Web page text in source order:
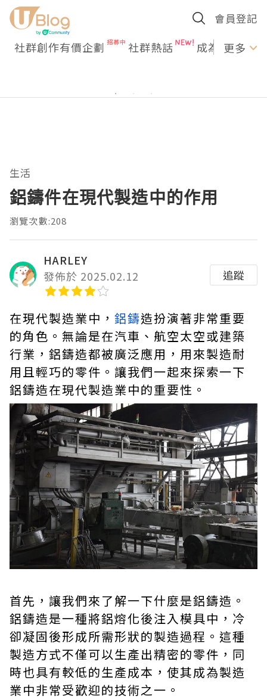
會員登記
社群創作有價企劃 社群熱話 成為U更多
生活
鋁鑄件在現代製造中的作用
瀏覽次數:208
HARLEY
發佈於 2025.02.12
追蹤
在現代製造業中， 鋁鑄造扮演著非常重要
的角色。無論是在汽車、航空太空或建築
行業，鋁鑄造都被廣泛應用，用來製造耐
用且輕巧的零件。讓我們一起來探索一下
鋁鑄造在現代製造業中的重要性。
首先，讓我們來了解一下什麼是鋁鑄造。
鋁鑄造是一種將鋁熔化後注入模具中，冷
卻凝固後形成所需形狀的製造過程。這種
製造方式不僅可以生產出精密的零件，同
時也具有較低的生產成本，使其成為製造
業中非常受歡迎的技術之一。